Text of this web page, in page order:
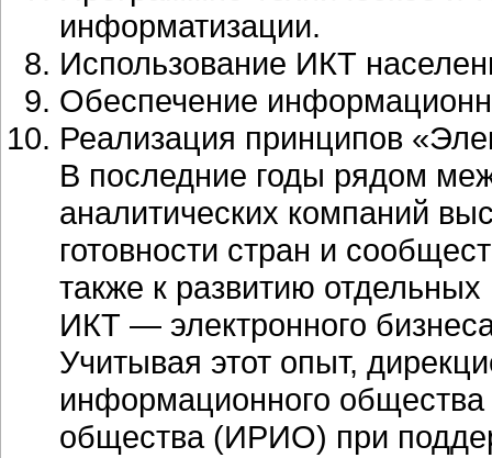
информатизации.
Использование ИКТ
Обеспечение
Реализация принципов
В последние годы рядом
аналитических компаний
готовности стран и
также к развитию
ИКТ — электронного
Учитывая этот опыт,
информационного
общества (ИРИО) при